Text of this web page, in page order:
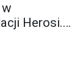
Herosi.
dla